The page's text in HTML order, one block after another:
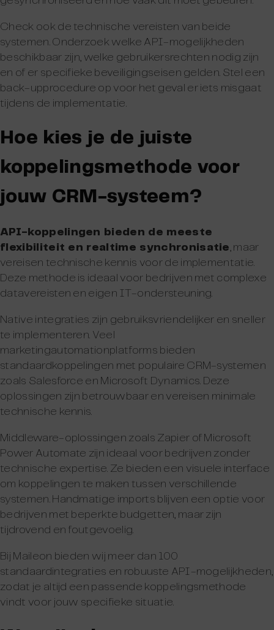
Check ook de technische vereisten van beide
systemen. Onderzoek welke API-mogelijkheden
beschikbaar zijn, welke gebruikersrechten nodig zijn
en of er specifieke beveiligingseisen gelden. Stel een
back-upprocedure op voor het geval er iets misgaat
tijdens de implementatie.
Hoe kies je de juiste
koppelingsmethode voor
jouw CRM-systeem?
API-koppelingen bieden de meeste
flexibiliteit en realtime synchronisatie , maar
vereisen technische kennis voor de implementatie.
Deze methode is ideaal voor bedrijven met complexe
datavereisten en eigen IT-ondersteuning.
Native integraties zijn gebruiksvriendelijker en sneller
te implementeren. Veel
marketingautomationplatforms bieden
standaardkoppelingen met populaire CRM-systemen
zoals Salesforce en Microsoft Dynamics. Deze
oplossingen zijn betrouwbaar en vereisen minimale
technische kennis.
Middleware-oplossingen zoals Zapier of Microsoft
Power Automate zijn ideaal voor bedrijven zonder
technische expertise. Ze bieden een visuele interface
om koppelingen te maken tussen verschillende
systemen. Handmatige imports blijven een optie voor
bedrijven met beperkte budgetten, maar zijn
tijdrovend en foutgevoelig.
Bij Maileon bieden wij meer dan 100
standaardintegraties en robuuste API-mogelijkheden,
zodat je altijd een passende koppelingsmethode
vindt voor jouw specifieke situatie.